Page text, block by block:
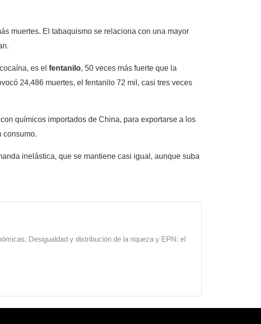
muertes. El tabaquismo se relaciona con una mayor
es el fentanilo, 50 veces más fuerte que la
24,486 muertes, el fentanilo 72 mil, casi tres veces
químicos importados de China, para exportarse a los
consumo.
inelástica, que se mantiene casi igual, aunque suba
Desigualdad y distribución de la riqueza y EPN: el